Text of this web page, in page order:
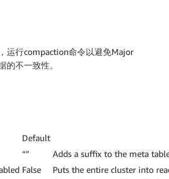
运行compaction命令以避免Major
的不一致性。
Default
“”
Adds a suffix to the meta table
False Puts the entire cluster into